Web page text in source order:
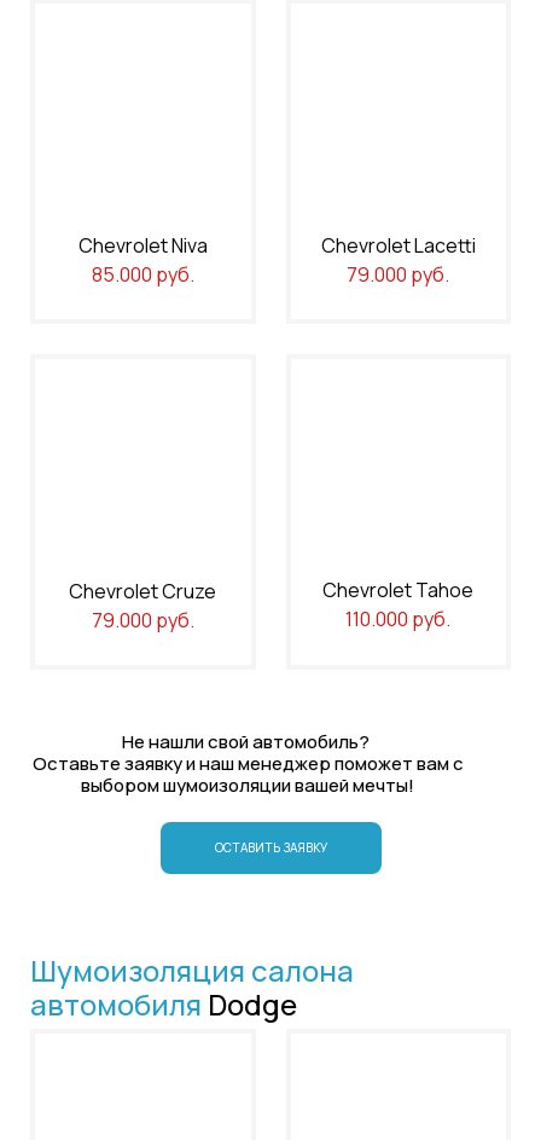
Chevrolet Niva
85.000 руб.
Chevrolet Lacetti
79.000 руб.
Chevrolet Cruze
79.000 руб.
Chevrolet Tahoe
110.000 руб.
ОСТАВИТЬ ЗАЯВКУ
Не нашли свой автомобиль?
Оставьте заявку и наш менеджер поможет вам с
выбором шумоизоляции вашей мечты!
Шумоизоляция салона
автомобиля Dodge